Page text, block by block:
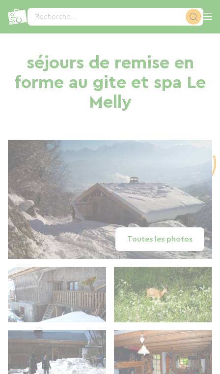
Recherche...
séjours de remise en
forme au gite et spa Le
Melly
Toutes les photos
Panneau de gestion des cookies